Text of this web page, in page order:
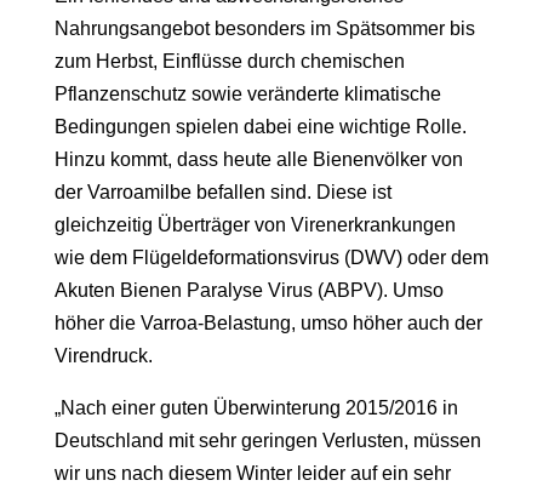
Nahrungsangebot besonders im Spätsommer bis
zum Herbst, Einflüsse durch chemischen
Pflanzenschutz sowie veränderte klimatische
Bedingungen spielen dabei eine wichtige Rolle.
Hinzu kommt, dass heute alle Bienenvölker von
der Varroamilbe befallen sind. Diese ist
gleichzeitig Überträger von Virenerkrankungen
wie dem Flügeldeformationsvirus (DWV) oder dem
Akuten Bienen Paralyse Virus (ABPV). Umso
höher die Varroa-Belastung, umso höher auch der
Virendruck.
„Nach einer guten Überwinterung 2015/2016 in
Deutschland mit sehr geringen Verlusten, müssen
wir uns nach diesem Winter leider auf ein sehr